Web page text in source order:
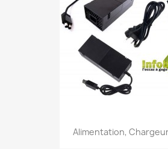
Alimentation,